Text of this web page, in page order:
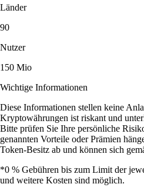
Länder
90
Nutzer
150 Mio
Wichtige Informationen
Diese Informationen stellen keine
Kryptowährungen ist riskant und
Bitte prüfen Sie Ihre persönliche
genannten Vorteile oder Prämien
Token-Besitz ab und können sich
*0 % Gebühren bis zum Limit der
und weitere Kosten sind möglich.